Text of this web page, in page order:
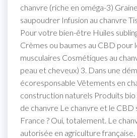
chanvre (riche en oméga-3)
saupoudrer Infusion au chanvre
Pour votre bien-être Huiles
Crèmes ou baumes au CBD pour
musculaires Cosmétiques au
peau et cheveux) 3. Dans une
écoresponsable Vêtements en
construction naturels Produits bio
de chanvre Le chanvre et le CBD
France ? Oui, totalement. Le
autorisée en agriculture